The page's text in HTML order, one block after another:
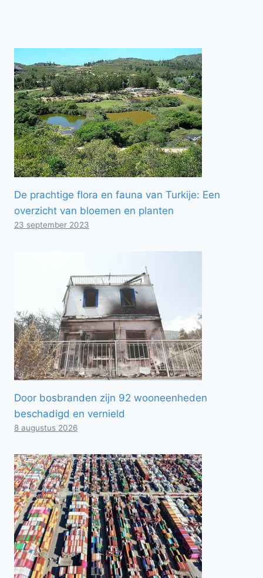
De prachtige flora en fauna van Turkije: Een
overzicht van bloemen en planten
23 september 2023
Door bosbranden zijn 92 wooneenheden
beschadigd en vernield
8 augustus 2026